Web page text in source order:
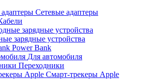
Сетевые адаптеры
зарядные устройства
Power Bank
Для автомобиля
Переходники
Смарт-трекеры Apple